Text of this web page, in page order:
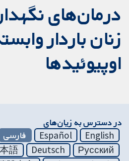
درمان‌های
زنان باردار
اوپیوئیدها
در دسترس به زیان‌های
English
Español فارسی
Русский
Deutsch
語